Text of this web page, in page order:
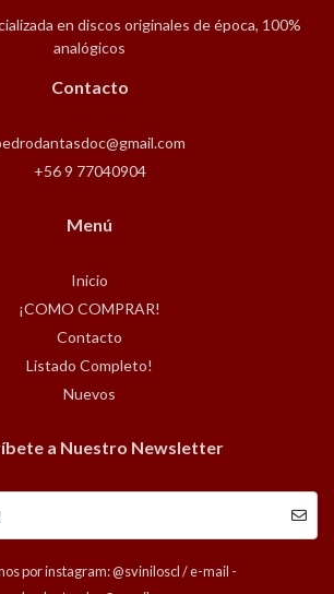
en discos originales de época, 100%
analógicos
Contacto
+56 9 77040904
Menú
Inicio
¡COMO COMPRAR!
Contacto
Listado Completo!
Nuevos
a Nuestro Newsletter
por instagram: @sviniloscl / e-mail -